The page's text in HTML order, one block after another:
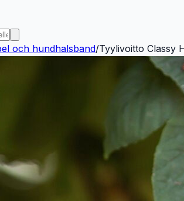
och hundhalsband/Tyylivoitto Classy